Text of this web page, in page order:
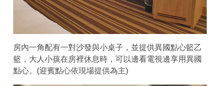
房內一角配有一對沙發與小桌子，並提供異國點心籃乙
籃，大人小孩在房裡休息時，可以邊看電視邊享用異國
點心。(迎賓點心依現場提供為主)